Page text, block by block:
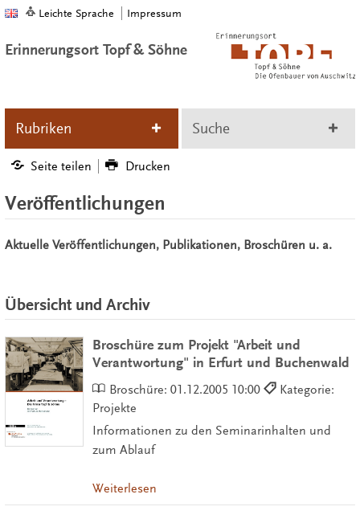
Leichte Sprache Impressum
Erinnerungsort Topf & Söhne
Rubriken Suche
Seite teilen Drucken
Veröffentlichungen
Aktuelle Veröffentlichungen, Publikationen, Broschüren u. a.
Übersicht und Archiv
Broschüre zum Projekt "Arbeit und
Verantwortung" in Erfurt und Buchenwald
Broschüre: 01.12.2005 10:00
Kategorie:
Projekte
Informationen zu den Seminarinhalten und
zum Ablauf
Weiterlesen